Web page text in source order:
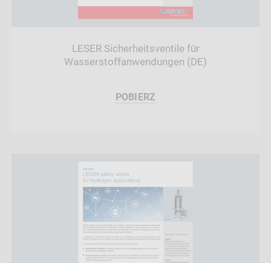
LESER Sicherheitsventile für
Wasserstoffanwendungen (DE)
POBIERZ